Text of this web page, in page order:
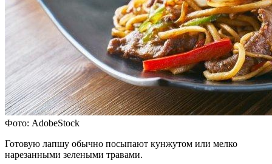
Фото: AdobeStock
Готовую лапшу обычно посыпают кунжутом или мелко
нарезанными зелеными травами.